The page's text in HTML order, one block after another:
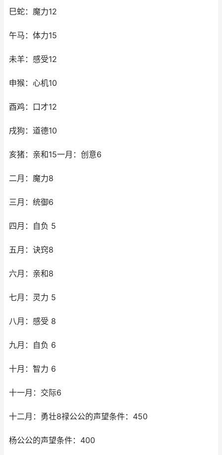
巳蛇：魔力12
午马：体力15
未羊：感受12
申猴：心机10
酉鸡：口才12
戌狗：道德10
亥猪：亲和15一月：创意6
二月：魔力8
三月：统御6
四月：自负 5
五月：诀窍8
六月：亲和8
七月：灵力 5
八月：感受 8
九月：自负 6
十月：智力 6
十一月：交际6
十二月：勇壮8禄公公的声望条件：450
杨公公的声望条件：400